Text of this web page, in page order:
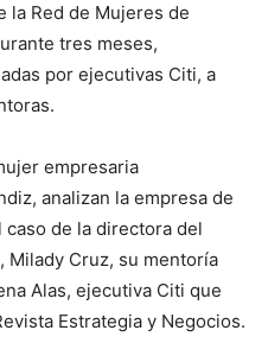
la Red de Mujeres de
tres meses,
por ejecutivas Citi, a
empresaria
analizan la empresa de
de la directora del
Milady Cruz, su mentoría
Alas, ejecutiva Citi que
Estrategia y Negocios.